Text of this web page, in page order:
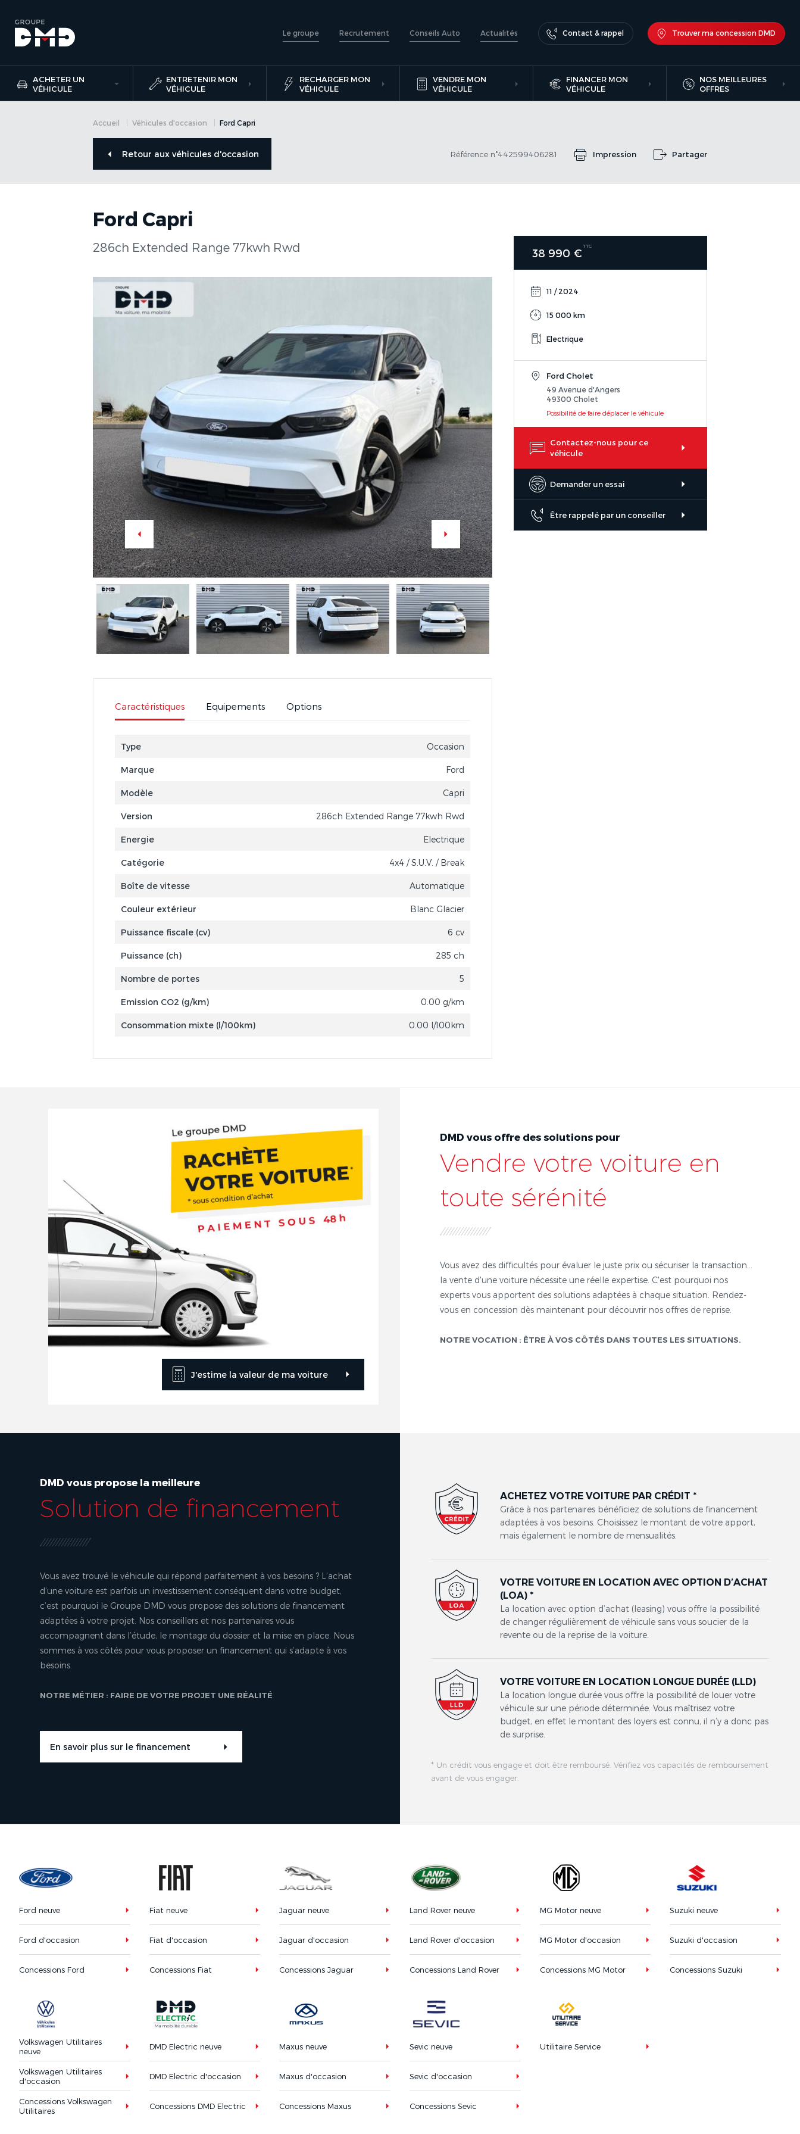
Le groupe Recrutement Conseils Auto Actualités Contact & rappel Trouver ma concession DMD
ACHETER UN
VÉHICULE
ENTRETENIR MON
VÉHICULE
RECHARGER MON
VÉHICULE
VENDRE MON
VÉHICULE
FINANCER MON
VÉHICULE
NOS MEILLEURES
OFFRES
Accueil Véhicules d'occasion Ford Capri
Retour aux véhicules d'occasion Référence n°442599406281 Impression Partager
Ford Capri
286ch Extended Range 77kwh Rwd 38 990 €
TTC
11 / 2024
15 000 km
Electrique
Ford Cholet
49 Avenue d'Angers
49300 Cholet
Possibilité de faire déplacer le véhicule
Contactez-nous pour ce
véhicule
Demander un essai
Être rappelé par un conseiller
Caractéristiques Equipements Options
Type Occasion
Marque Ford
Modèle Capri
Version 286ch Extended Range 77kwh Rwd
Energie Electrique
Catégorie 4x4 / S.U.V. / Break
Boîte de vitesse Automatique
Couleur extérieur Blanc Glacier
Puissance fiscale (cv) 6 cv
Puissance (ch) 285 ch
Nombre de portes 5
Emission CO2 (g/km) 0.00 g/km
Consommation mixte (l/100km) 0.00 l/100km
J'estime la valeur de ma voiture
DMD vous offre des solutions pour
Vendre votre voiture en
toute sérénité
Vous avez des difficultés pour évaluer le juste prix ou sécuriser la transaction...
la vente d'une voiture nécessite une réelle expertise. C'est pourquoi nos
experts vous apportent des solutions adaptées à chaque situation. Rendez-
vous en concession dès maintenant pour découvrir nos offres de reprise.
NOTRE VOCATION : ÊTRE À VOS CÔTÉS DANS TOUTES LES SITUATIONS.
DMD vous propose la meilleure
Solution de financement
Vous avez trouvé le véhicule qui répond parfaitement à vos besoins ? L’achat
d’une voiture est parfois un investissement conséquent dans votre budget,
c’est pourquoi le Groupe DMD vous propose des solutions de financement
adaptées à votre projet. Nos conseillers et nos partenaires vous
accompagnent dans l’étude, le montage du dossier et la mise en place. Nous
sommes à vos côtés pour vous proposer un financement qui s’adapte à vos
besoins.
NOTRE MÉTIER : FAIRE DE VOTRE PROJET UNE RÉALITÉ
En savoir plus sur le financement
ACHETEZ VOTRE VOITURE PAR CRÉDIT *
Grâce à nos partenaires bénéficiez de solutions de financement
adaptées à vos besoins. Choisissez le montant de votre apport,
mais également le nombre de mensualités.
VOTRE VOITURE EN LOCATION AVEC OPTION D’ACHAT
(LOA) *
La location avec option d’achat (leasing) vous offre la possibilité
de changer régulièrement de véhicule sans vous soucier de la
revente ou de la reprise de la voiture.
VOTRE VOITURE EN LOCATION LONGUE DURÉE (LLD)
La location longue durée vous offre la possibilité de louer votre
véhicule sur une période déterminée. Vous maîtrisez votre
budget, en effet le montant des loyers est connu, il n’y a donc pas
de surprise.
* Un crédit vous engage et doit être remboursé. Vérifiez vos capacités de remboursement
avant de vous engager.
Ford neuve
Ford d'occasion
Concessions Ford
Fiat neuve
Fiat d'occasion
Concessions Fiat
Jaguar neuve
Jaguar d'occasion
Concessions Jaguar
Land Rover neuve
Land Rover d'occasion
Concessions Land Rover
MG Motor neuve
MG Motor d'occasion
Concessions MG Motor
Suzuki neuve
Suzuki d'occasion
Concessions Suzuki
Volkswagen Utilitaires
neuve
Volkswagen Utilitaires
d'occasion
Concessions Volkswagen
Utilitaires
DMD Electric neuve
DMD Electric d'occasion
Concessions DMD Electric
Maxus neuve
Maxus d'occasion
Concessions Maxus
Sevic neuve
Sevic d'occasion
Concessions Sevic
Utilitaire Service